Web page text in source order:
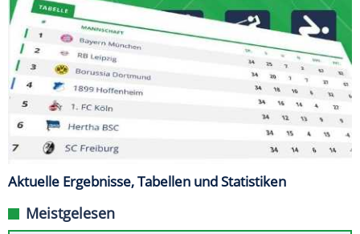
Aktuelle Ergebnisse, Tabellen und Statistiken
Meistgelesen